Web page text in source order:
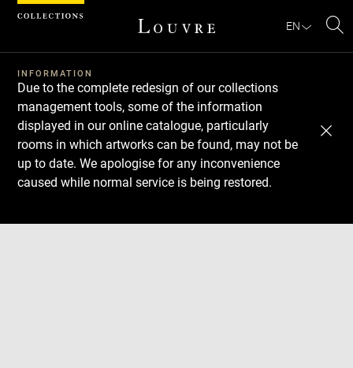
EN
INFORMATION
Due to the complete redesign of our collections
management tools, some of the information
displayed in our online catalogue, particularly
rooms in which artworks can be found, may not be
up to date. We apologise for any inconvenience
caused while normal service is being restored.
Download
Next
Previous
Cookies management panel